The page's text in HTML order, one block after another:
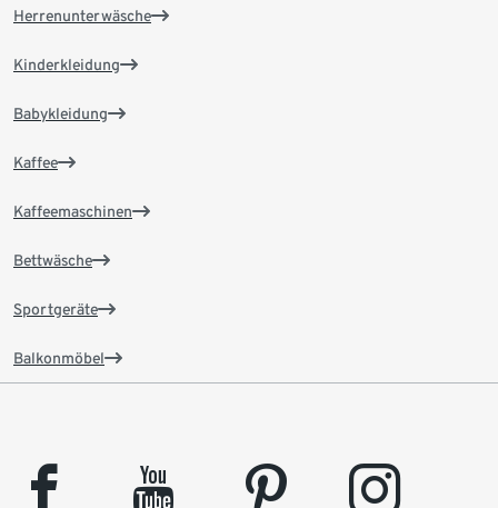
Herrenunterwäsche
Kinderkleidung
Babykleidung
Kaffee
Kaffeemaschinen
Bettwäsche
Sportgeräte
Balkonmöbel
facebook youtube pinterest instagram